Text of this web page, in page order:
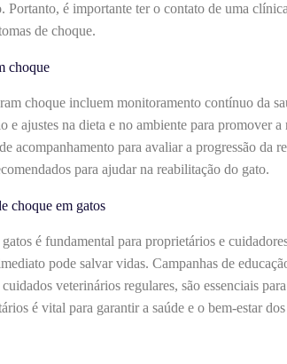
é importante ter o contato de uma
de choque.
choque
choque incluem monitoramento contínuo da
ajustes na dieta e no ambiente para promover
acompanhamento para avaliar a progressão da
para ajudar na reabilitação do gato.
choque em gatos
é fundamental para proprietários e
pode salvar vidas. Campanhas de
veterinários regulares, são essenciais
é vital para garantir a saúde e o bem-estar